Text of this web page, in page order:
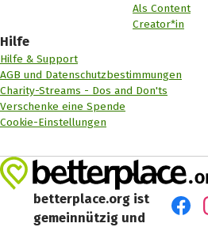
Als Content
Creator*in
Hilfe
Hilfe & Support
AGB und Datenschutzbestimmungen
Charity-Streams - Dos and Don'ts
Verschenke eine Spende
Cookie-Einstellungen
betterplace.org ist
gemeinnützig und